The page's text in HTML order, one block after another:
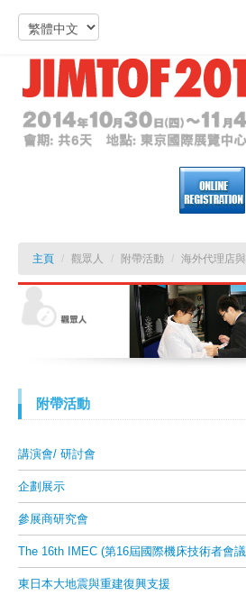
主頁 / 觀眾人 / 附帶活動 / 海外代理店
附帶活動
講演會/ 研討會
企劃展示
參展商研究會
The 16th IMEC (第16屆國際機床技術者會
東日本大地震與重建復興支援